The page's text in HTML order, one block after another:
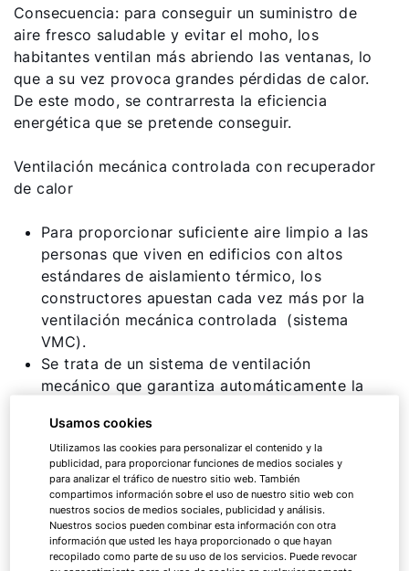
Consecuencia: para conseguir un suministro de
aire fresco saludable y evitar el moho, los
habitantes ventilan más abriendo las ventanas, lo
que a su vez provoca grandes pérdidas de calor.
De este modo, se contrarresta la eficiencia
energética que se pretende conseguir.
Ventilación mecánica controlada con recuperador
de calor
Para proporcionar suficiente aire limpio a las
personas que viven en edificios con altos
estándares de aislamiento térmico, los
constructores apuestan cada vez más por la
ventilación mecánica controlada (sistema
VMC).
Se trata de un sistema de ventilación
mecánico que garantiza automáticamente la
Gracias al sistema de recuperación de calor,
apenas se pierde confort de temperatura.
De este modo, permite disfrutar de un clima
interior agradable incluso en casas pasivas y
de bajo consumo energético.
La ventilación mecánica controlada funciona de
Usamos cookies
Utilizamos las cookies para personalizar el contenido y la
publicidad, para proporcionar funciones de medios sociales y
para analizar el tráfico de nuestro sitio web. También
compartimos información sobre el uso de nuestro sitio web con
nuestros socios de medios sociales, publicidad y análisis.
Nuestros socios pueden combinar esta información con otra
información que usted les haya proporcionado o que hayan
recopilado como parte de su uso de los servicios. Puede revocar